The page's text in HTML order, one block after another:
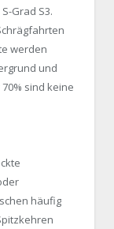
Grad S3.
werden
und
sind keine
häufig